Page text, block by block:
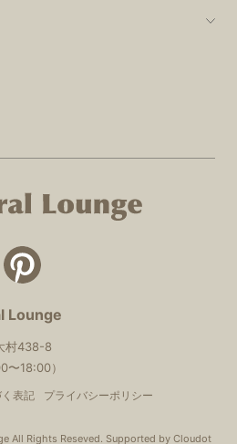
Lounge
村438-8
〜18:00）
表記 プライバシーポリシー
All Rights Reseved. Supported by Cloudot